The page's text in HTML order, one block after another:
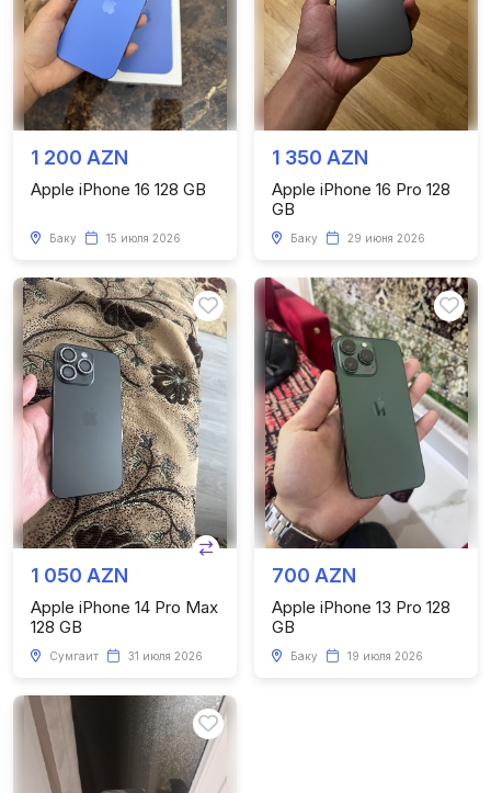
1 200 AZN
Apple iPhone 16 128 GB
Баку 15 июля 2026
1 350 AZN
Apple iPhone 16 Pro 128
GB
Баку 29 июня 2026
1 050 AZN
Apple iPhone 14 Pro Max
128 GB
Сумгаит 31 июля 2026
700 AZN
Apple iPhone 13 Pro 128
GB
Баку 19 июля 2026